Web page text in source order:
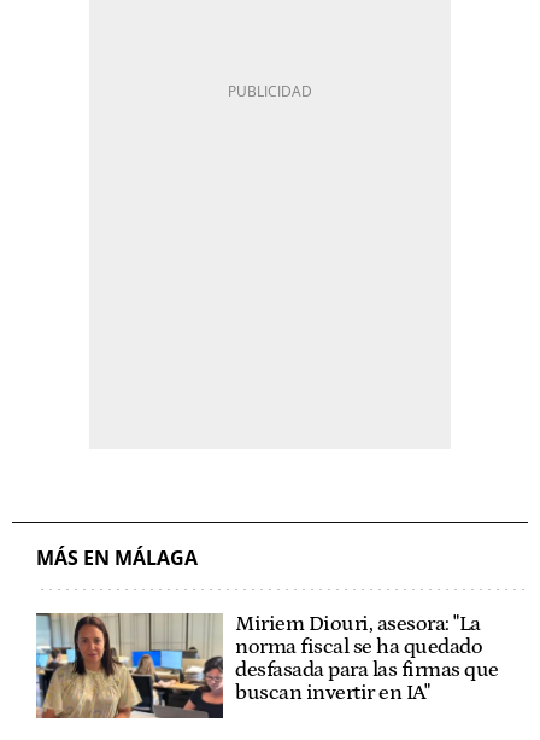
MÁS EN MÁLAGA
Miriem Diouri, asesora: "La
norma fiscal se ha quedado
desfasada para las firmas que
buscan invertir en IA"